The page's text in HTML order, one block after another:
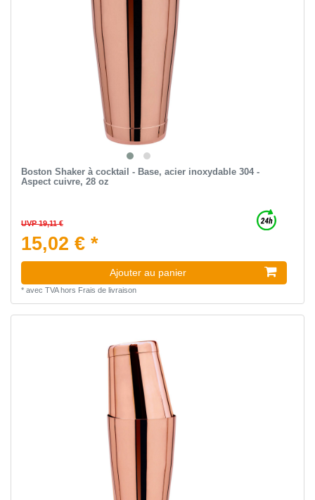
Boston Shaker à cocktail - Base, acier inoxydable 304 -
Aspect cuivre, 28 oz
UVP 19,11 €
15,02 € *
Ajouter au panier
* avec TVAhors Frais de livraison